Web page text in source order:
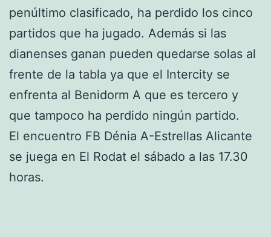
penúltimo clasificado, ha perdido los cinco
partidos que ha jugado. Además si las
dianenses ganan pueden quedarse solas al
frente de la tabla ya que el Intercity se
enfrenta al Benidorm A que es tercero y
que tampoco ha perdido ningún partido.
El encuentro FB Dénia A-Estrellas Alicante
se juega en El Rodat el sábado a las 17.30
horas.